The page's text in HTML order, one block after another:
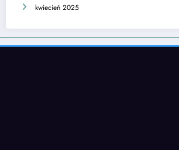
kwiecień 2025